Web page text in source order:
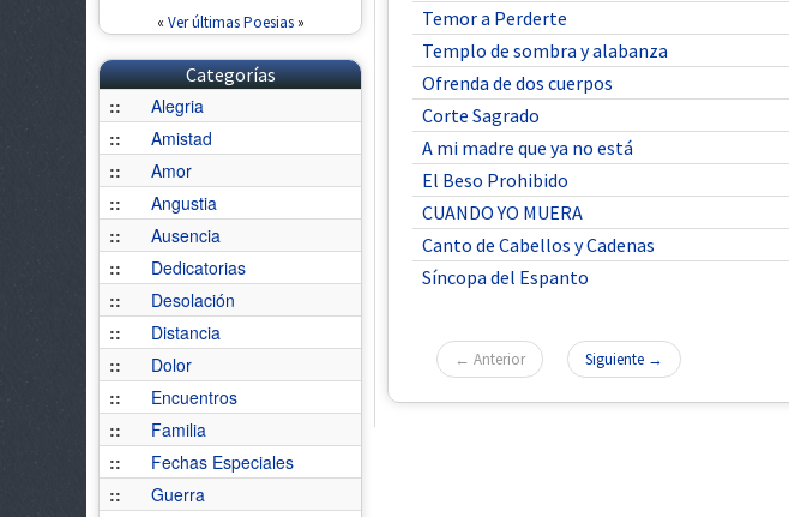
« Ver últimas Poesias»
Categorías
::
Alegria
::
Amistad
::
Amor
::
Angustia
::
Ausencia
::
Dedicatorias
::
Desolación
::
Distancia
::
Dolor
::
Encuentros
::
Familia
::
Fechas Especiales
::
Guerra
Temor a Perderte
Templo de sombra y alabanza
Ofrenda de dos cuerpos
Corte Sagrado
A mi madre que ya no está
El Beso Prohibido
CUANDO YO MUERA
Canto de Cabellos y Cadenas
Síncopa del Espanto
← Anterior Siguiente →